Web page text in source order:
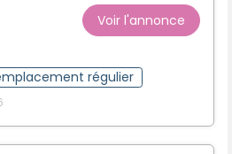
Voir l'annonce
régulier